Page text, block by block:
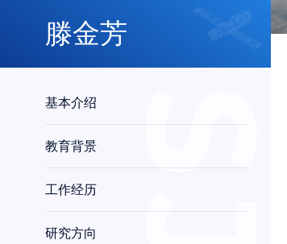
滕金芳
基本介绍
教育背景
工作经历
研究方向